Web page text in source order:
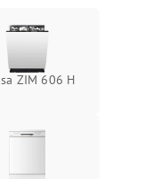
ZIM 606 Н